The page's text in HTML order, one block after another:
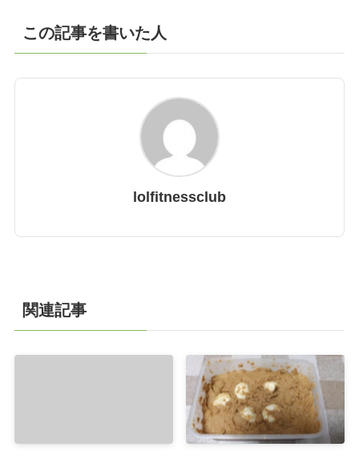
この記事を書いた人
lolfitnessclub
関連記事